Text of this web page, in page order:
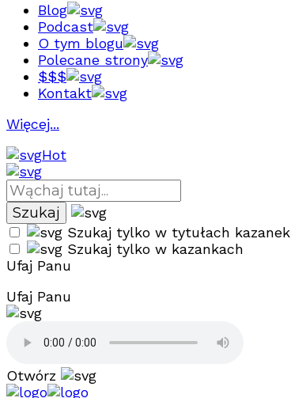
Blog
Podcast
O tym blogu
Polecane strony
$$$
Kontakt
Więcej...
Hot
Szukaj tylko w tytułach kazanek
Szukaj tylko w kazankach
Ufaj Panu
Ufaj Panu
Otwórz